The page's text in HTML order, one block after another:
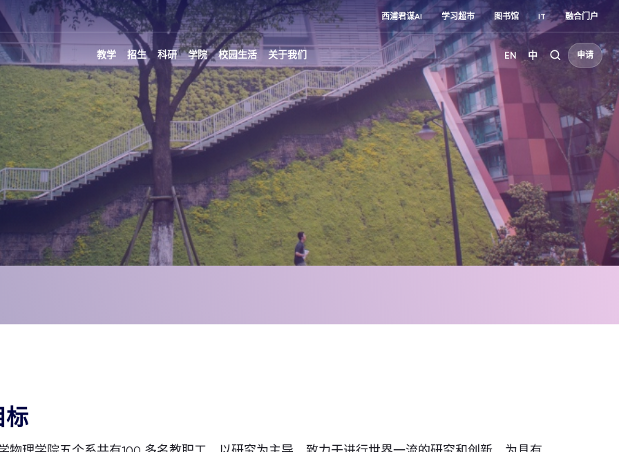
西浦君谋AI 学习超市 图书馆 IT 融合门户
教学 招生 科研 学院 校园生活 关于我们 EN 中 申请
标